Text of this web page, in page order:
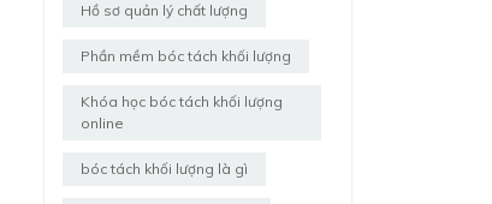
Hồ sơ quản lý chất lượng
Phần mềm bóc tách khối lượng
Khóa học bóc tách khối lượng
online
bóc tách khối lượng là gì